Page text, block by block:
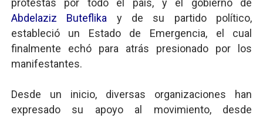
protestas por todo el país, y el gobierno de
Abdelaziz Buteflika y de su partido político,
estableció un Estado de Emergencia, el cual
finalmente echó para atrás presionado por los
manifestantes.
Desde un inicio, diversas organizaciones han
expresado su apoyo al movimiento, desde